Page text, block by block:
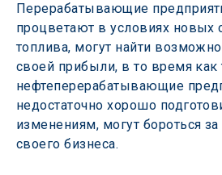
Перерабатывающие
процветают в условиях новых
топлива, могут найти
своей прибыли, в то время как
нефтеперерабатывающие
недостаточно хорошо
изменениям, могут бороться
своего бизнеса.